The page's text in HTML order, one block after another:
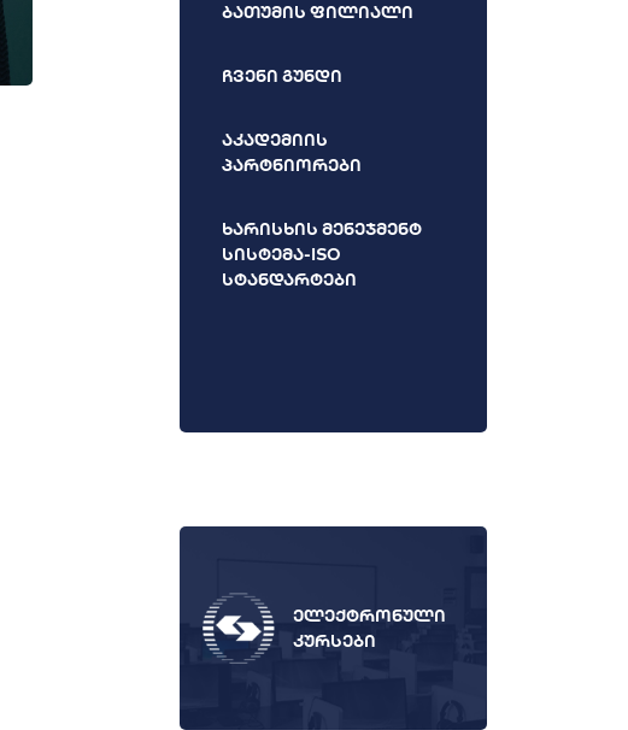
ბათუმის ფილიალი
ჩვენი გუნდი
აკადემიის
პარტნიორები
ხარისხის მენეჯმენტ
სისტემა-ISO
სტანდარტები
ელექტრონული
კურსები